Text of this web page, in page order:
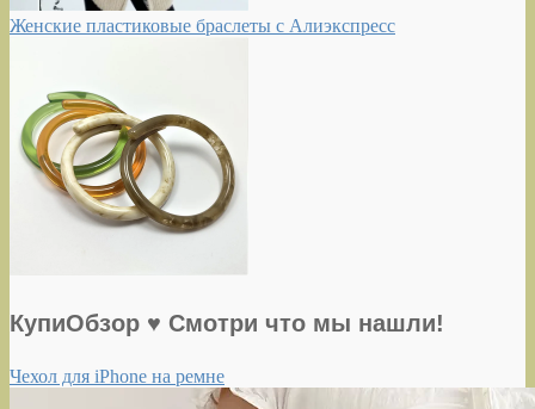
Женские пластиковые браслеты с Алиэкспресс
КупиОбзор ♥ Смотри что мы нашли!
Чехол для iPhone на ремне